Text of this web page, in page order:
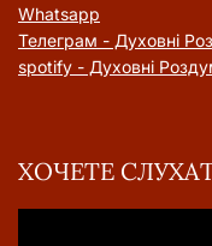
Whatsapp
Телеграм - Духовні
spotify - Духовні
ХОЧЕТЕ